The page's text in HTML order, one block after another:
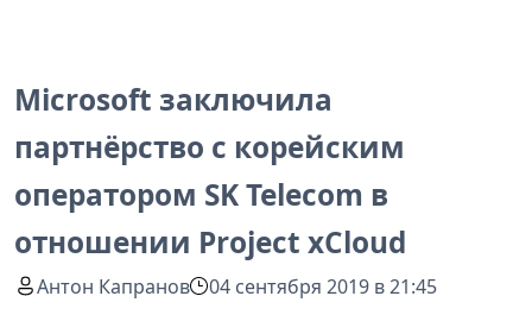
Microsoft заключила
партнёрство с корейским
оператором SK Telecom в
отношении Project xCloud
Антон Капранов
04 сентября 2019 в 21:45